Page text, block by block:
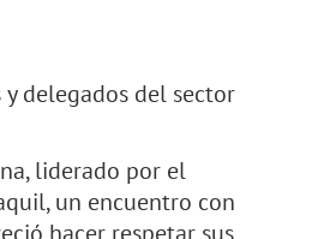
delegados del sector
liderado por el
un encuentro con
hacer respetar sus